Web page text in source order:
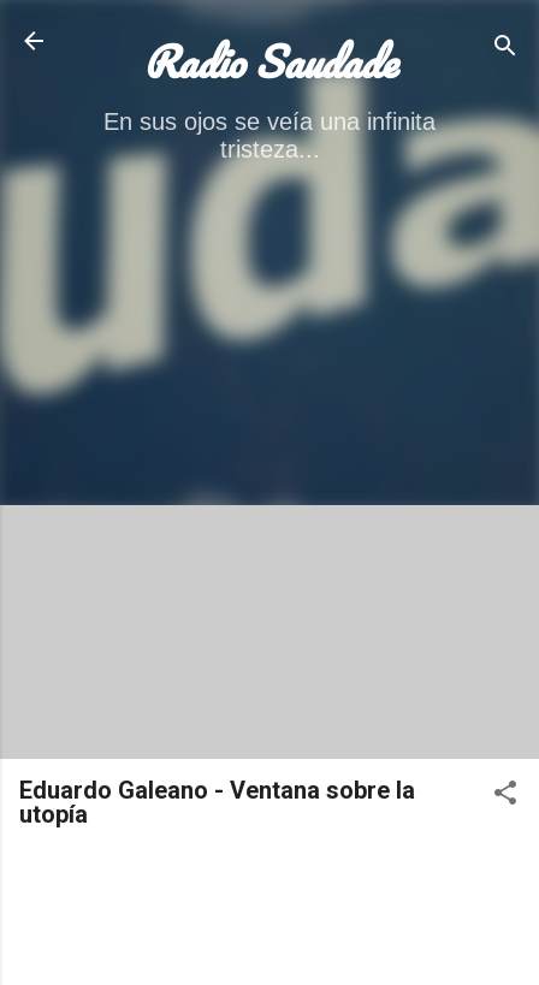
Radio Saudade
En sus ojos se veía una infinita
tristeza...
Eduardo Galeano - Ventana sobre la
utopía